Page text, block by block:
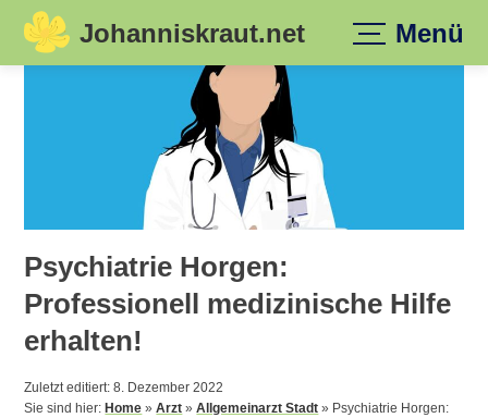
Skip
Johanniskraut.net Menü
Psychiatrie Horgen:
Professionell medizinische Hilfe
erhalten!
Zuletzt editiert: 8. Dezember 2022
Sie sind hier:Home »Arzt »Allgemeinarzt Stadt » Psychiatrie Horgen: